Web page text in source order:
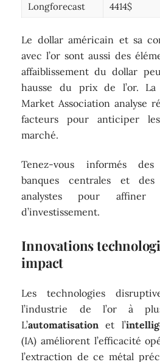
Longforecast
4414$
Le dollar américain et sa
avec l’or sont aussi des
affaiblissement du dollar
hausse du prix de l’or. La
Market Association analyse
facteurs pour anticiper
marché.
Tenez-vous informés
banques centrales et des
analystes pour affiner
d’investissement.
Innovations
impact
Les technologies
l’industrie de l’or à
L’automatisation et l’
(IA) améliorent l’efficacité
l’extraction de ce métal